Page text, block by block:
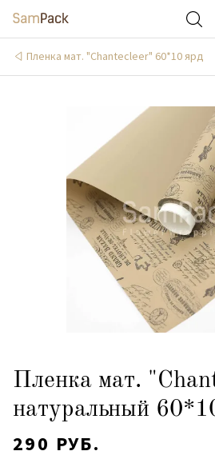
Пленка мат. "Chantecleer" 60*10 ярд
Пленка мат.
натуральный
290 РУБ.